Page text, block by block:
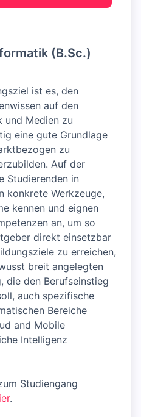
(B.Sc.)
ist es, den
auf den
und Medien zu
eine gute Grundlage
zu
Auf der
Studierenden in
konkrete Werkzeuge,
kennen und eignen
an, um so
direkt einsetzbar
zu erreichen,
breit angelegten
die den Berufseinstieg
auch spezifische
Bereiche
and Mobile
Intelligenz
Studiengang
.